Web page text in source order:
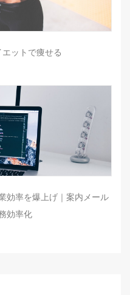
ットで痩せる
効率を爆上げ｜案内メール
効率化